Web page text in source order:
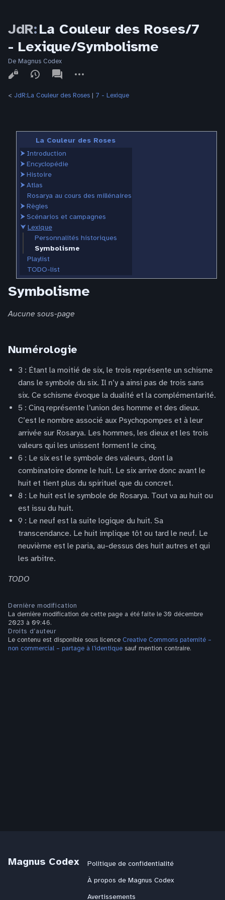
JdR:La Couleur des Roses/7
- Lexique/Symbolisme
De Magnus Codex
Affichages
associated-
pages
actions
< JdR:La Couleur des Roses ‎ | 7 - Lexique
La Couleur des Roses
⮞ Introduction
⮞Encyclopédie
⮞Histoire
⮞Atlas
Rosarya au cours des millénaires
⮞Règles
⮞Scénarios et campagnes
⮟ Lexique
Personnalités historiques
Symbolisme
Playlist
TODO-list
Symbolisme
Aucune sous-page
Numérologie
3 : Étant la moitié de six, le trois représente un schisme
dans le symbole du six. Il n’y a ainsi pas de trois sans
six. Ce schisme évoque la dualité et la complémentarité.
5 : Cinq représente l’union des homme et des dieux.
C’est le nombre associé aux Psychopompes et à leur
arrivée sur Rosarya. Les hommes, les dieux et les trois
valeurs qui les unissent forment le cinq.
6 : Le six est le symbole des valeurs, dont la
combinatoire donne le huit. Le six arrive donc avant le
huit et tient plus du spirituel que du concret.
8 : Le huit est le symbole de Rosarya. Tout va au huit ou
est issu du huit.
9 : Le neuf est la suite logique du huit. Sa
transcendance. Le huit implique tôt ou tard le neuf. Le
neuvième est le paria, au-dessus des huit autres et qui
les arbitre.
TODO
Dernière modification
La dernière modification de cette page a été faite le 30 décembre
2023 à 09:46.
Droits d’auteur
Le contenu est disponible sous licence Creative Commons paternité –
non commercial – partage à l’identique sauf mention contraire.
Magnus Codex
Politique de confidentialité
À propos de Magnus Codex
Avertissements